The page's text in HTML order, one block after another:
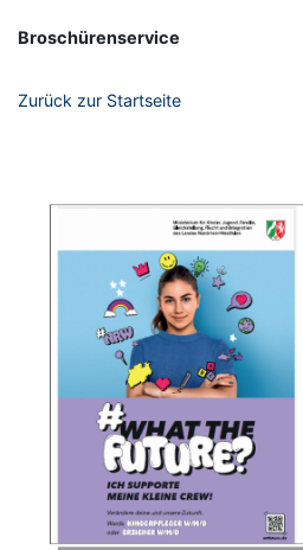
Broschürenservice
Zurück zur Startseite